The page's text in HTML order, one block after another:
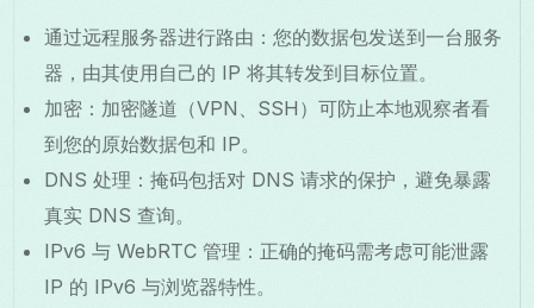
通过远程服务器进行路由：您的数据包发送到一台服务
器，由其使用自己的 IP 将其转发到目标位置。
加密：加密隧道（VPN、SSH）可防止本地观察者看
到您的原始数据包和 IP。
DNS 处理：掩码包括对 DNS 请求的保护，避免暴露
真实 DNS 查询。
IPv6 与 WebRTC 管理：正确的掩码需考虑可能泄露
IP 的 IPv6 与浏览器特性。